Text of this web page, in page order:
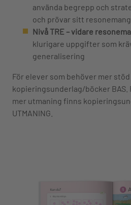
använda begrepp och
och prövar sitt resonemang.
Nivå TRE – vidare
klurigare uppgifter som
generalisering
För elever som behöver mer
kopieringsunderlag/böcker BAS.
mer utmaning finns
UTMANING.